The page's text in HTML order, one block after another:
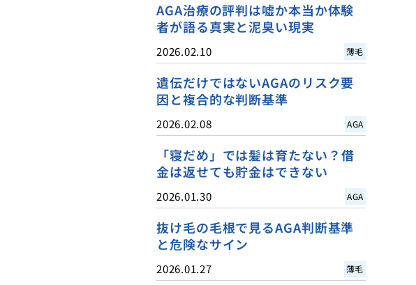
AGA治療の評判は嘘か本当か体験
者が語る真実と泥臭い現実
2026.02.10 薄毛
遺伝だけではないAGAのリスク要
因と複合的な判断基準
2026.02.08 AGA
「寝だめ」では髪は育たない？借
金は返せても貯金はできない
2026.01.30 AGA
抜け毛の毛根で見るAGA判断基準
と危険なサイン
2026.01.27 薄毛